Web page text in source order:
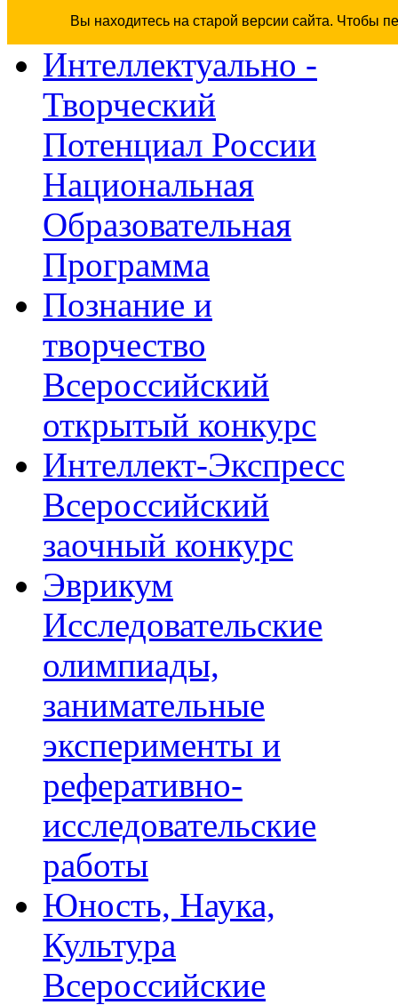
Вы находитесь на старой версии сайта. Чтобы
Интеллектуально -
Творческий
Потенциал России
Национальная
Образовательная
Программа
Познание и
творчество
Всероссийский
открытый конкурс
Интеллект-Экспресс
Всероссийский
заочный конкурс
Эврикум
Исследовательские
олимпиады,
занимательные
эксперименты и
реферативно-
исследовательские
работы
Юность, Наука,
Культура
Всероссийские